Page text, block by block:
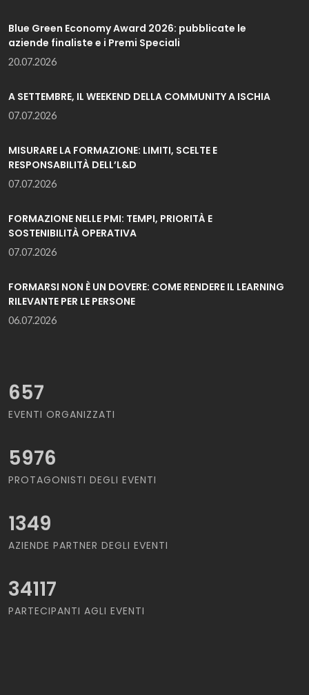
Blue Green Economy Award 2026: pubblicate le
aziende finaliste e i Premi Speciali
20.07.2026
A SETTEMBRE, IL WEEKEND DELLA COMMUNITY A ISCHIA
07.07.2026
MISURARE LA FORMAZIONE: LIMITI, SCELTE E
RESPONSABILITÀ DELL’L&D
07.07.2026
FORMAZIONE NELLE PMI: TEMPI, PRIORITÀ E
SOSTENIBILITÀ OPERATIVA
07.07.2026
FORMARSI NON È UN DOVERE: COME RENDERE IL LEARNING
RILEVANTE PER LE PERSONE
06.07.2026
657
EVENTI ORGANIZZATI
5976
PROTAGONISTI DEGLI EVENTI
1349
AZIENDE PARTNER DEGLI EVENTI
34117
PARTECIPANTI AGLI EVENTI